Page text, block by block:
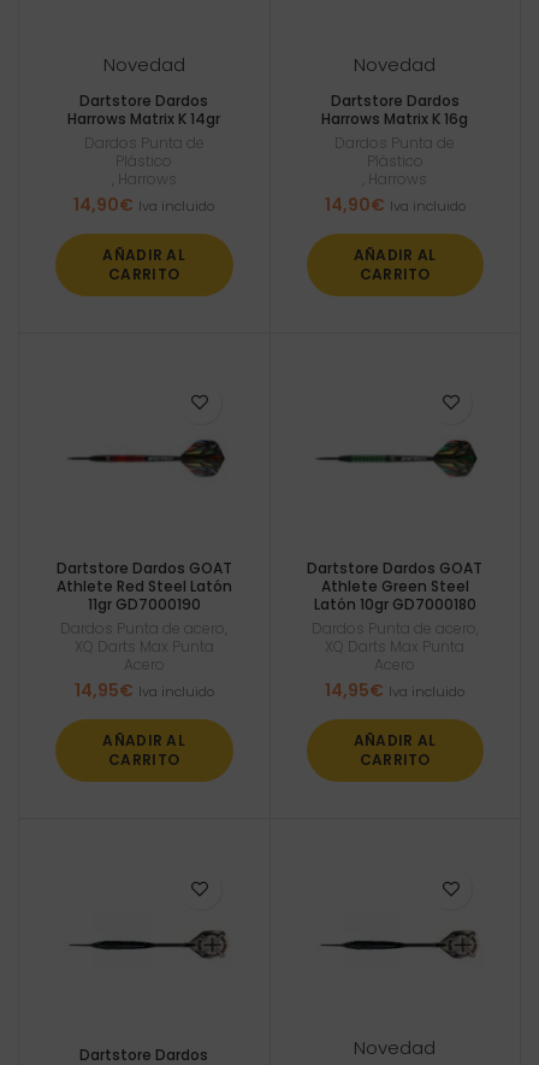
Novedad
Dartstore Dardos
Harrows Matrix K 14gr
Dardos Punta de
Plástico
Harrows
14,90€ Iva incluido
AÑADIR AL
CARRITO
Novedad
Dartstore Dardos
Harrows Matrix K 16g
Dardos Punta de
Plástico
Harrows
14,90€ Iva incluido
AÑADIR AL
CARRITO
Dartstore Dardos GOAT
Athlete Red Steel Latón
11gr GD7000190
Dardos Punta de acero
XQ Darts Max Punta
Acero
14,95€ Iva incluido
AÑADIR AL
CARRITO
Dartstore Dardos GOAT
Athlete Green Steel
Latón 10gr GD7000180
Dardos Punta de acero
XQ Darts Max Punta
Acero
14,95€ Iva incluido
AÑADIR AL
CARRITO
Dartstore Dardos
Novedad